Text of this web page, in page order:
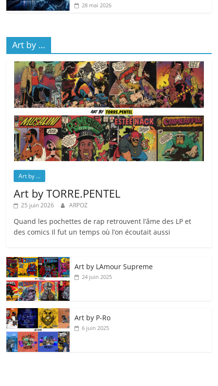
28 mai 2026
Art by …
Art by ...
Art by TORRE.PENTEL
25 juin 2026 ARPOZ
Quand les pochettes de rap retrouvent l’âme des LP et
des comics Il fut un temps où l’on écoutait aussi
Art by LAmour Supreme
24 juin 2025
Art by P‑Ro
6 juin 2025